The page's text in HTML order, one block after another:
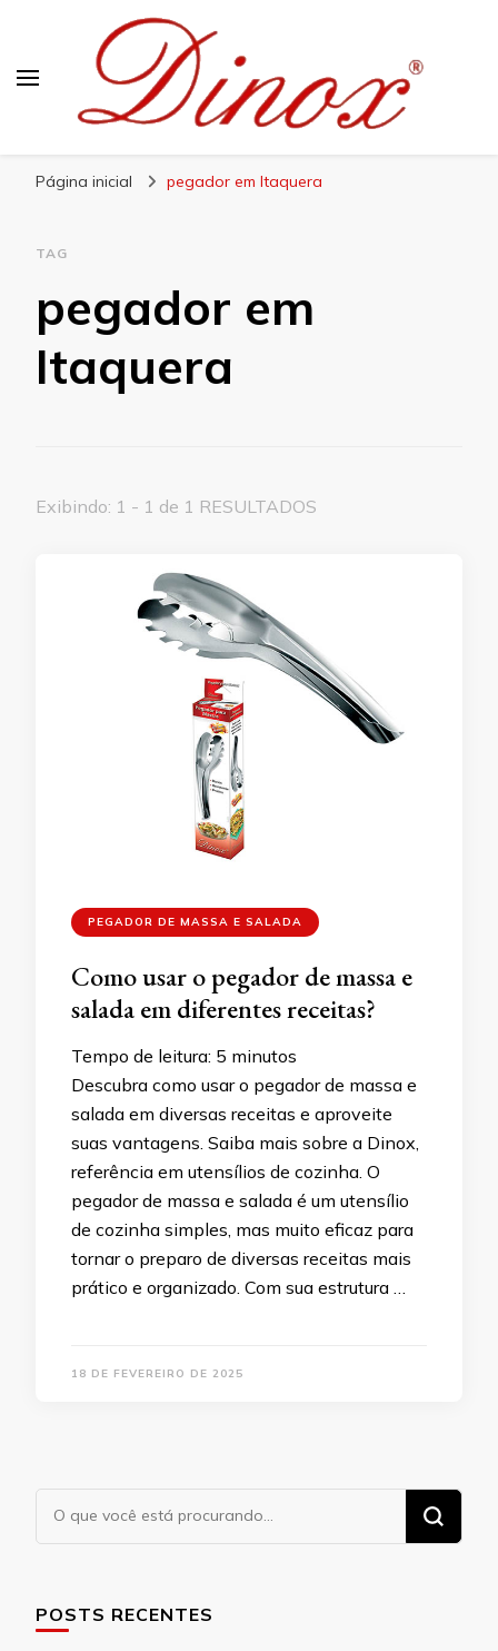
Página inicial pegador em Itaquera
TAG
pegador em
Itaquera
Exibindo: 1 - 1 de 1 RESULTADOS
PEGADOR DE MASSA E SALADA
Como usar o pegador de massa e
salada em diferentes receitas?
Tempo de leitura: 5 minutos
Descubra como usar o pegador de massa e
salada em diversas receitas e aproveite
suas vantagens. Saiba mais sobre a Dinox,
referência em utensílios de cozinha. O
pegador de massa e salada é um utensílio
de cozinha simples, mas muito eficaz para
tornar o preparo de diversas receitas mais
prático e organizado. Com sua estrutura …
18 DE FEVEREIRO DE 2025
Procurando
algo?
POSTS RECENTES